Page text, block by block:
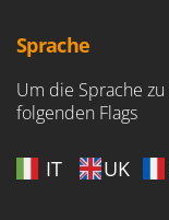
Worx
Y Yard Force
Z
Zanon
Sprache
Um die Sprache
folgenden Flags
IT UK